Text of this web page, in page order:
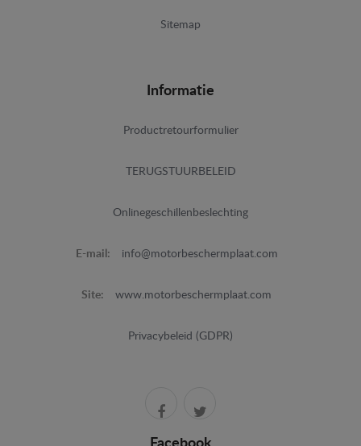
Sitemap
Informatie
Productretourformulier
TERUGSTUURBELEID
Onlinegeschillenbeslechting
E-mail: info@motorbeschermplaat.com
Site: www.motorbeschermplaat.com
Privacybeleid (GDPR)